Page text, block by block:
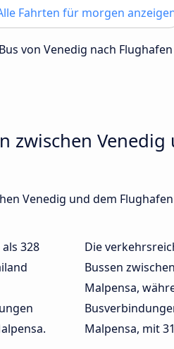
Fahrten für morgen
von Venedig nach
zwischen
Venedig und dem
328
Die
Bussen
Malpensa,
Malpensa, mit